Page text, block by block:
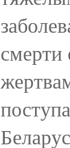
смерти